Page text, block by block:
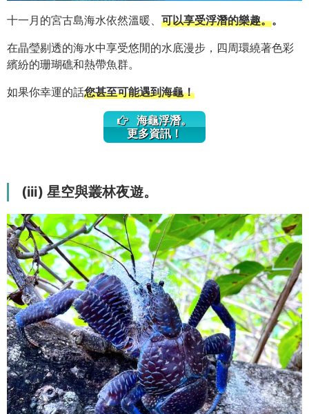
十一月的宮古島海水依然溫暖、 可以享受浮潛的樂趣。。
在晶瑩剔透的海水中享受悠閒的水底漫步，四周環繞著色彩
繽紛的珊瑚礁和熱帶魚群。
如果你幸運的話您甚至可能遇到海龜！
海龜浮潛。
更多資訊！
(iii) 星空與叢林夜遊。